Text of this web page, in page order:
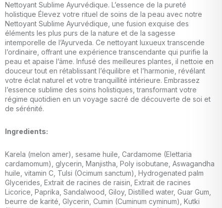
Nettoyant Sublime Ayurvédique. L’essence de la pureté
holistique Élevez votre rituel de soins de la peau avec notre
Nettoyant Sublime Ayurvédique, une fusion exquise des
éléments les plus purs de la nature et de la sagesse
intemporelle de l’Ayurveda. Ce nettoyant luxueux transcende
l’ordinaire, offrant une expérience transcendante qui purifie la
peau et apaise l’âme. Infusé des meilleures plantes, il nettoie en
douceur tout en rétablissant l’équilibre et l’harmonie, révélant
votre éclat naturel et votre tranquillité intérieure. Embrassez
l’essence sublime des soins holistiques, transformant votre
régime quotidien en un voyage sacré de découverte de soi et
de sérénité.
Ingredients:
Karela (melon amer), sesame huile, Cardamome (Elettaria
cardamomum), glycerin, Manjistha, Poly isobutane, Aswagandha
huile, vitamin C, Tulsi (Ocimum sanctum), Hydrogenated palm
Glycerides, Extrait de racines de raisin, Extrait de racines
Licorice, Paprika, Sandalwood, Giloy, Distilled water, Guar Gum,
beurre de karité, Glycerin, Cumin (Cuminum cyminum), Kutki